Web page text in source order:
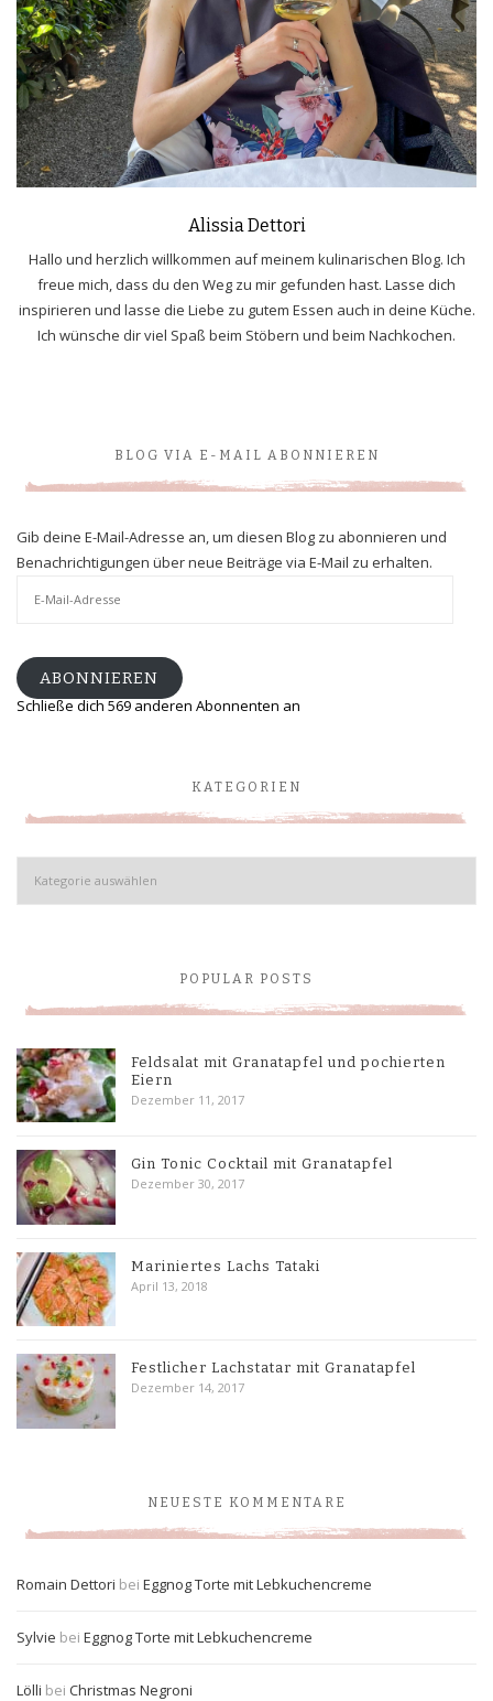
Alissia Dettori
Hallo und herzlich willkommen auf meinem kulinarischen Blog. Ich
freue mich, dass du den Weg zu mir gefunden hast. Lasse dich
inspirieren und lasse die Liebe zu gutem Essen auch in deine Küche.
Ich wünsche dir viel Spaß beim Stöbern und beim Nachkochen.
BLOG VIA E-MAIL ABONNIEREN
Gib deine E-Mail-Adresse an, um diesen Blog zu abonnieren und
Benachrichtigungen über neue Beiträge via E-Mail zu erhalten.
ABONNIEREN
Schließe dich 569 anderen Abonnenten an
KATEGORIEN
Kategorien
POPULAR POSTS
Feldsalat mit Granatapfel und pochierten
Eiern
Dezember 11, 2017
Gin Tonic Cocktail mit Granatapfel
Dezember 30, 2017
Mariniertes Lachs Tataki
April 13, 2018
Festlicher Lachstatar mit Granatapfel
Dezember 14, 2017
NEUESTE KOMMENTARE
Romain Dettori bei Eggnog Torte mit Lebkuchencreme
Sylvie bei Eggnog Torte mit Lebkuchencreme
Lölli bei Christmas Negroni